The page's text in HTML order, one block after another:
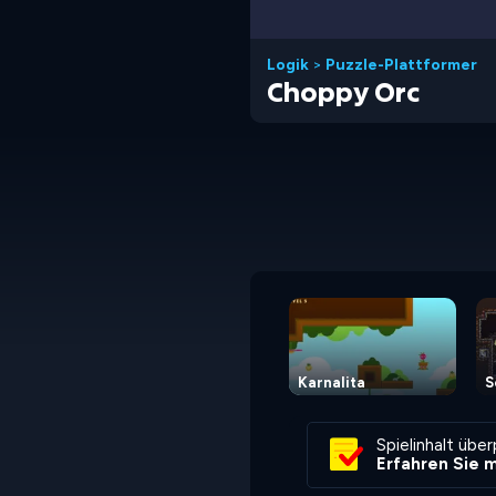
Logik > Puzzle-Plattformer
Choppy Orc
Karnalita
Spielinhalt
Erfahren Sie